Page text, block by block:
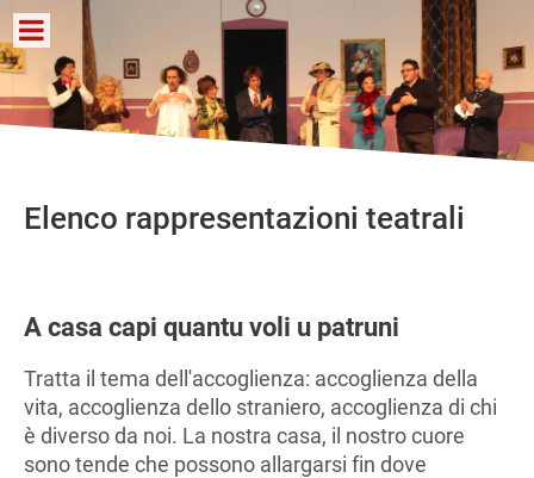
Elenco rappresentazioni teatrali
A casa capi quantu voli u patruni
Tratta il tema dell'accoglienza: accoglienza della
vita, accoglienza dello straniero, accoglienza di chi
è diverso da noi. La nostra casa, il nostro cuore
sono tende che possono allargarsi fin dove